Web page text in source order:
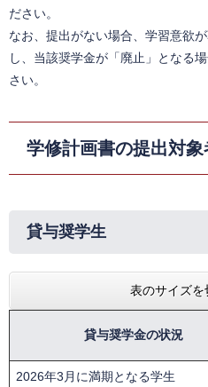
ださい。
なお、提出がない場合、学習意欲
し、当該奨学金が「廃止」となる
さい。
学修計画書の提出対象
貸与奨学生
表のサイズを
貸与奨学金の状況
2026年3月に満期となる学生